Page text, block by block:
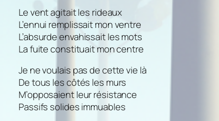
Le vent agitait les rideaux
L’ennui remplissait mon ventre
L’absurde envahissait les mots
La fuite constituait mon centre
Je ne voulais pas de cette vie là
De tous les côtés les murs
M’opposaient leur résistance
Passifs solides immuables